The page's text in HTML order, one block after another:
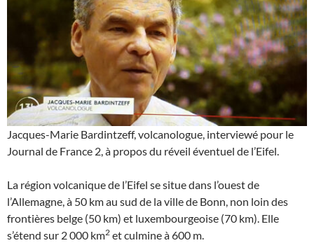
Jacques-Marie Bardintzeff, volcanologue, interviewé pour le
Journal de France 2, à propos du réveil éventuel de l’Eifel.
La région volcanique de l’Eifel se situe dans l’ouest de
l’Allemagne, à 50 km au sud de la ville de Bonn, non loin des
frontières belge (50 km) et luxembourgeoise (70 km). Elle
s’étend sur 2 000 km2 et culmine à 600 m.